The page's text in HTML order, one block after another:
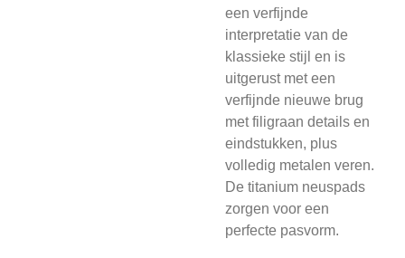
een verfijnde
interpretatie van de
klassieke stijl en is
uitgerust met een
verfijnde nieuwe brug
met filigraan details en
eindstukken, plus
volledig metalen veren.
De titanium neuspads
zorgen voor een
perfecte pasvorm.